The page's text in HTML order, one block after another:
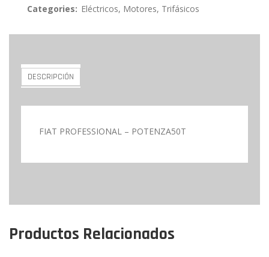
Categories: Eléctricos, Motores, Trifásicos
DESCRIPCIÓN
FIAT PROFESSIONAL – POTENZA50T
Productos Relacionados